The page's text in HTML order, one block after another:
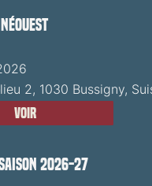
2, 1030 Bussigny,
Voir
2026-27